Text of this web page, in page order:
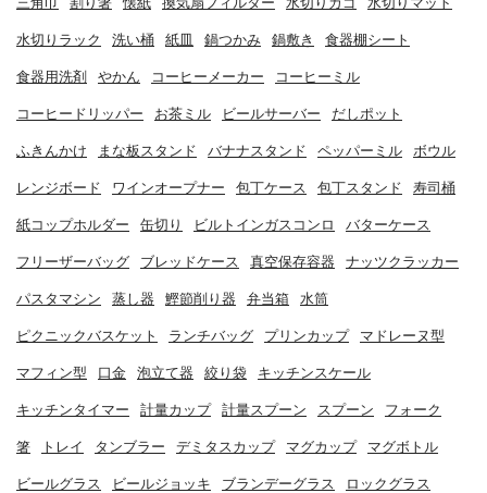
水切りラック 洗い桶 紙皿 鍋つかみ 鍋敷き 食器棚シート
食器用洗剤 やかん コーヒーメーカー コーヒーミル
コーヒードリッパー お茶ミル ビールサーバー だしポット
ふきんかけ まな板スタンド バナナスタンド ペッパーミル ボウル
レンジボード ワインオープナー 包丁ケース 包丁スタンド 寿司桶
紙コップホルダー 缶切り ビルトインガスコンロ バターケース
フリーザーバッグ ブレッドケース 真空保存容器 ナッツクラッカー
パスタマシン 蒸し器 鰹節削り器 弁当箱 水筒
ピクニックバスケット ランチバッグ プリンカップ マドレーヌ型
マフィン型 口金 泡立て器 絞り袋 キッチンスケール
キッチンタイマー 計量カップ 計量スプーン スプーン フォーク
箸 トレイ タンブラー デミタスカップ マグカップ マグボトル
ビールグラス ビールジョッキ ブランデーグラス ロックグラス